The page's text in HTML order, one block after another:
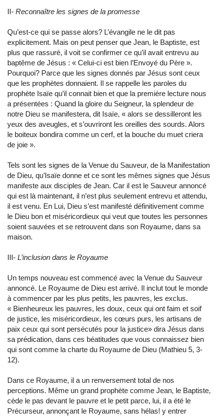
II- Reconnaître les signes de la promesse
Qu’est-ce qui se passe alors? L’évangile ne le dit pas
explicitement. Mais on peut penser que Jean, le Baptiste, est
plus que rassuré, il voit se confirmer ce qu’il avait entrevu au
baptême de Jésus : « Celui-ci est bien l’Envoyé du Père ».
Pourquoi? Parce que les signes donnés par Jésus sont ceux
que les prophètes donnaient. Il se rappelle les paroles du
prophète Isaïe qu’il connait bien et que la première lecture nous
a présentées : Quand la gloire du Seigneur, la splendeur de
notre Dieu se manifestera, dit Isaïe, « alors se dessilleront les
yeux des aveugles, et s’ouvriront les oreilles des sourds. Alors
le boiteux bondira comme un cerf, et la bouche du muet criera
de joie ».
Tels sont les signes de la Venue du Sauveur, de la Manifestation
de Dieu, qu’Isaïe donne et ce sont les mêmes signes que Jésus
manifeste aux disciples de Jean. Car il est le Sauveur annoncé
qui est là maintenant, il n’est plus seulement entrevu et attendu,
il est venu. En Lui, Dieu s’est manifesté définitivement comme
le Dieu bon et miséricordieux qui veut que toutes les personnes
soient sauvées et se retrouvent dans son Royaume, dans sa
maison.
III- L’inclusion dans le Royaume
Un temps nouveau est commencé avec la Venue du Sauveur
annoncé. Le Royaume de Dieu est arrivé. Il inclut tout le monde
à commencer par les plus petits, les pauvres, les exclus.
« Bienheureux les pauvres, les doux, ceux qui ont faim et soif
de justice, les miséricordieux, les cœurs purs, les artisans de
paix ceux qui sont persécutés pour la justice» dira Jésus dans
sa prédication, dans ces béatitudes que vous connaissez bien
qui sont comme la charte du Royaume de Dieu (Mathieu 5, 3-
12).
Dans ce Royaume, il a un renversement total de nos
perceptions. Même un grand prophète comme Jean, le Baptiste,
cède le pas devant le pauvre et le petit parce, lui, il a été le
Précurseur, annonçant le Royaume, sans hélas! y entrer